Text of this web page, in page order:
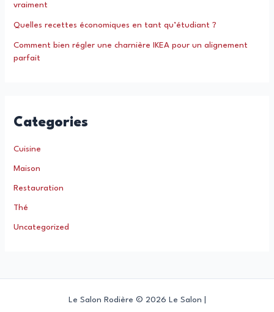
vraiment
Quelles recettes économiques en tant qu’étudiant ?
Comment bien régler une charnière IKEA pour un alignement
parfait
Categories
Cuisine
Maison
Restauration
Thé
Uncategorized
Le Salon Rodière © 2026 Le Salon |